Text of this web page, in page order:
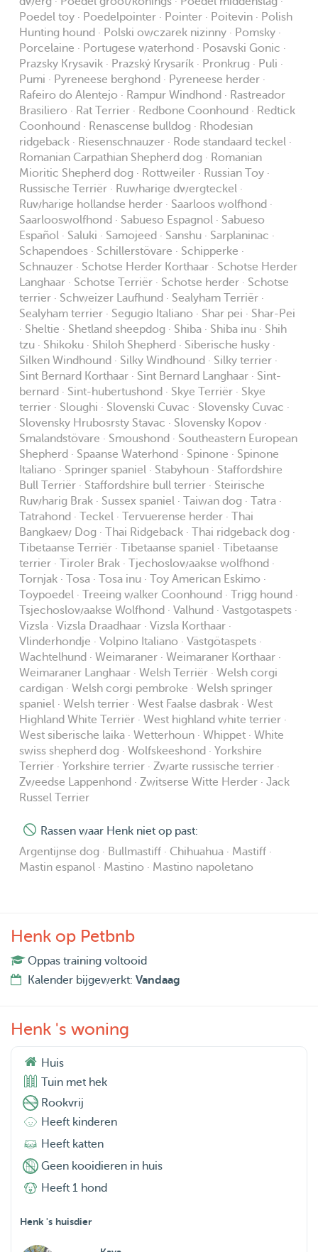
Poedel toy · Poedelpointer · Pointer · Poitevin · Polish
Hunting hound · Polski owczarek nizinny · Pomsky ·
Porcelaine · Portugese waterhond · Posavski Gonic ·
Prazsky Krysavik · Prazský Krysarík · Pronkrug · Puli ·
Pumi · Pyreneese berghond · Pyreneese herder ·
Rafeiro do Alentejo · Rampur Windhond · Rastreador
Brasiliero · Rat Terrier · Redbone Coonhound · Redtick
Coonhound · Renascense bulldog · Rhodesian
ridgeback · Riesenschnauzer · Rode standaard teckel ·
Romanian Carpathian Shepherd dog · Romanian
Mioritic Shepherd dog · Rottweiler · Russian Toy ·
Russische Terriër · Ruwharige dwergteckel ·
Ruwharige hollandse herder · Saarloos wolfhond ·
Saarlooswolfhond · Sabueso Espagnol · Sabueso
Español · Saluki · Samojeed · Sanshu · Sarplaninac ·
Schapendoes · Schillerstövare · Schipperke ·
Schnauzer · Schotse Herder Korthaar · Schotse Herder
Langhaar · Schotse Terriër · Schotse herder · Schotse
terrier · Schweizer Laufhund · Sealyham Terriër ·
Sealyham terrier · Segugio Italiano · Shar pei · Shar-Pei
· Sheltie · Shetland sheepdog · Shiba · Shiba inu · Shih
tzu · Shikoku · Shiloh Shepherd · Siberische husky ·
Silken Windhound · Silky Windhound · Silky terrier ·
Sint Bernard Korthaar · Sint Bernard Langhaar · Sint-
bernard · Sint-hubertushond · Skye Terriër · Skye
terrier · Sloughi · Slovenski Cuvac · Slovensky Cuvac ·
Slovensky Hrubosrsty Stavac · Slovensky Kopov ·
Smalandstövare · Smoushond · Southeastern European
Shepherd · Spaanse Waterhond · Spinone · Spinone
Italiano · Springer spaniel · Stabyhoun · Staffordshire
Bull Terriër · Staffordshire bull terrier · Steirische
Ruwharig Brak · Sussex spaniel · Taiwan dog · Tatra ·
Tatrahond · Teckel · Tervuerense herder · Thai
Bangkaew Dog · Thai Ridgeback · Thai ridgeback dog ·
Tibetaanse Terriër · Tibetaanse spaniel · Tibetaanse
terrier · Tiroler Brak · Tjechoslowaakse wolfhond ·
Tornjak · Tosa · Tosa inu · Toy American Eskimo ·
Toypoedel · Treeing walker Coonhound · Trigg hound ·
Tsjechoslowaakse Wolfhond · Valhund · Vastgotaspets ·
Vizsla · Vizsla Draadhaar · Vizsla Korthaar ·
Vlinderhondje · Volpino Italiano · Västgötaspets ·
Wachtelhund · Weimaraner · Weimaraner Korthaar ·
Weimaraner Langhaar · Welsh Terriër · Welsh corgi
cardigan · Welsh corgi pembroke · Welsh springer
spaniel · Welsh terrier · West Faalse dasbrak · West
Highland White Terriër · West highland white terrier ·
West siberische laika · Wetterhoun · Whippet · White
swiss shepherd dog · Wolfskeeshond · Yorkshire
Terriër · Yorkshire terrier · Zwarte russische terrier ·
Zweedse Lappenhond · Zwitserse Witte Herder · Jack
Russel Terrier
Rassen waar Henk niet op past:
Argentijnse dog · Bullmastiff · Chihuahua · Mastiff ·
Mastin espanol · Mastino · Mastino napoletano
Henk op Petbnb
Oppas training voltooid
Kalender bijgewerkt: Vandaag
Henk 's woning
Huis
Tuin met hek
Rookvrij
Heeft kinderen
Heeft katten
Geen kooidieren in huis
Heeft 1 hond
Henk 's huisdier